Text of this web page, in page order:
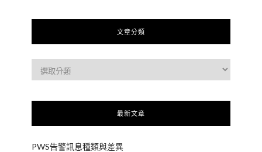
文章分類
最新文章
PWS告警訊息種類與差異